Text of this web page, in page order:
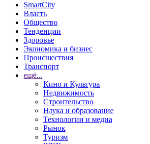
SmartCity
Власть
Общество
Тенденции
Здоровье
Экономика и бизнес
Происшествия
Транспорт
ещё...
Кино и Культура
Недвижимость
Строительство
Наука и образование
Технологии и медиа
Рынок
Туризм